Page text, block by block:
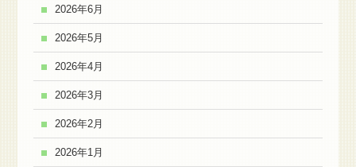
2026年6月
2026年5月
2026年4月
2026年3月
2026年2月
2026年1月